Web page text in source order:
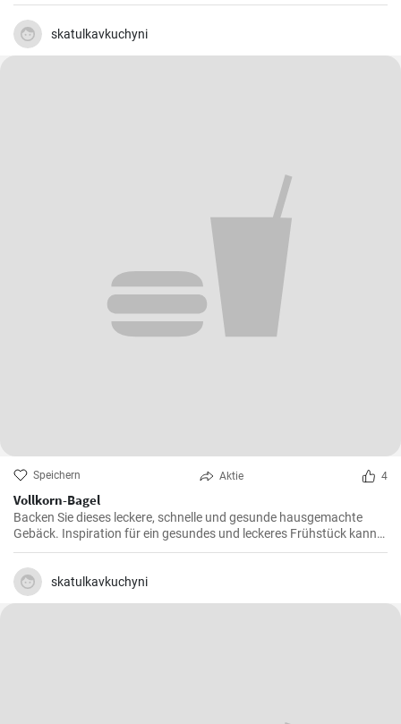
skatulkavkuchyni
Speichern Aktie 4
Vollkorn-Bagel
Backen Sie dieses leckere, schnelle und gesunde hausgemachte
Gebäck. Inspiration für ein gesundes und leckeres Frühstück kann
man nie genug haben.
skatulkavkuchyni